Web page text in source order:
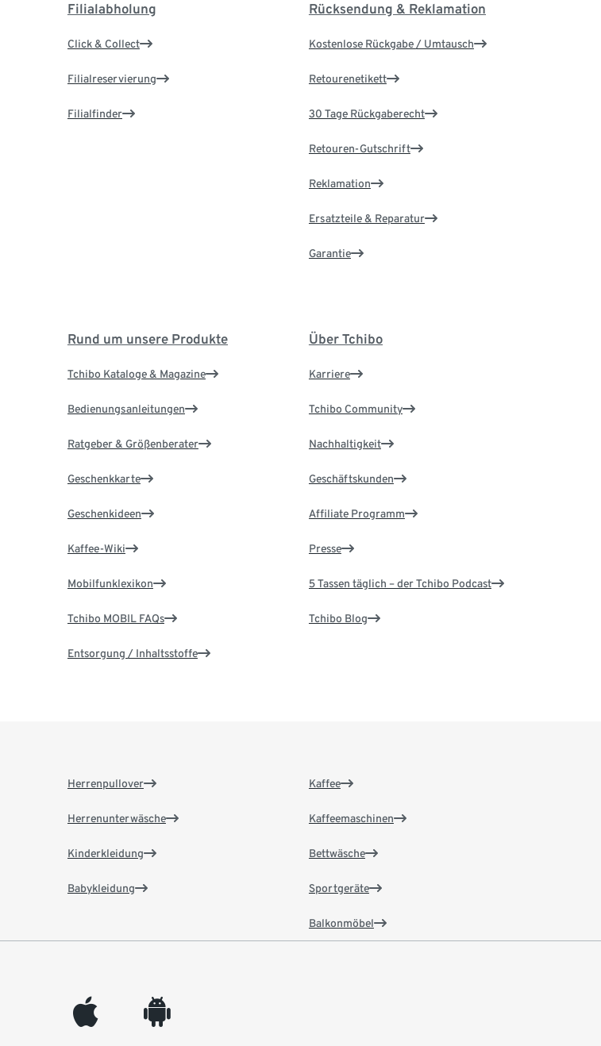
Filialabholung
Click & Collect
Filialreservierung
Filialfinder
Rücksendung & Reklamation
Kostenlose Rückgabe / Umtausch
Retourenetikett
30 Tage Rückgaberecht
Retouren-Gutschrift
Reklamation
Ersatzteile & Reparatur
Garantie
Rund um unsere Produkte
Tchibo Kataloge & Magazine
Bedienungsanleitungen
Ratgeber & Größenberater
Geschenkkarte
Geschenkideen
Kaffee-Wiki
Mobilfunklexikon
Tchibo MOBIL FAQs
Entsorgung / Inhaltsstoffe
Über Tchibo
Karriere
Tchibo Community
Nachhaltigkeit
Geschäftskunden
Affiliate Programm
Presse
5 Tassen täglich – der Tchibo Podcast
Tchibo Blog
Herrenpullover
Herrenunterwäsche
Kinderkleidung
Babykleidung
Kaffee
Kaffeemaschinen
Bettwäsche
Sportgeräte
Balkonmöbel
appleinc android